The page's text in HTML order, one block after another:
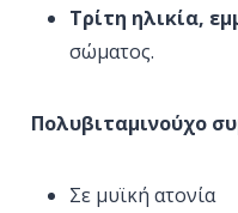
Τρίτη ηλικία,
σώματος.
Πολυβιταμινούχο
Σε μυϊκή ατονία